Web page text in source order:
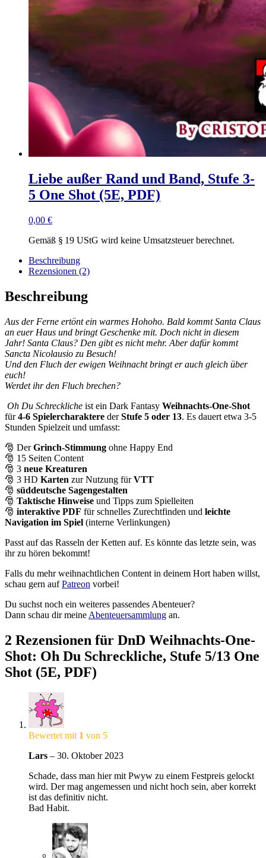
Liebe außer Rand und Band, Stufe 3-
5 One Shot (5E, PDF)
0,00 €
Gemäß § 19 UStG wird keine Umsatzsteuer berechnet.
Beschreibung
Rezensionen (2)
Beschreibung
Aus der Ferne ertönt ein warmes Hohoho. Bald kommt Santa Claus
an euer Haus und bringt Geschenke mit. Doch nicht in diesem
Jahr! Santa Claus? Den gibt es nicht mehr. Aber dafür kommt
Sancta Nicolausio zu Besuch!
Und den Fluch der ewigen Weihnacht bringt er auch gleich über
euch!
Werdet ihr den Fluch brechen?
Oh Du Schreckliche ist ein Dark Fantasy Weihnachts-One-Shot
für4-6 Spielercharaktere derStufe 5 oder 13. Es dauert etwa 3-5
Stunden Spielzeit und umfasst:
🎅 DerGrinch-Stimmung ohne Happy End
🎅 15 Seiten Content
🎅 3 neue Kreaturen
🎅 3 HD Karten zur Nutzung fürVTT
🎅 süddeutsche Sagengestalten
🎅 Taktische Hinweise und Tipps zum Spielleiten
🎅 interaktive PDF für schnelles Zurechtfinden und leichte
Navigation im Spiel (interne Verlinkungen)
Passt auf das Rasseln der Ketten auf. Es könnte das letzte sein, was
ihr zu hören bekommt!
Falls du mehr weihnachtlichen Content in deinem Hort haben willst,
schau gern aufPatreon vorbei!
Du suchst noch ein weiteres passendes Abenteuer?
Dann schau dir meine Abenteuersammlung an.
2 Rezensionen für DnD Weihnachts-One-
Shot: Oh Du Schreckliche, Stufe 5/13 One
Shot (5E, PDF)
Bewertet mit 1 von 5
Lars – 30. Oktober 2023
Schade, dass man hier mit Pwyw zu einem Festpreis gelockt
wird. Der mag angemessen und nicht hoch sein, aber korrekt
ist das definitiv nicht.
Bad Habit.